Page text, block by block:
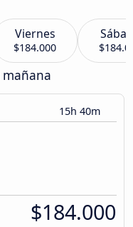
Viernes
$184.000
mañana
15h 40m
$184.000